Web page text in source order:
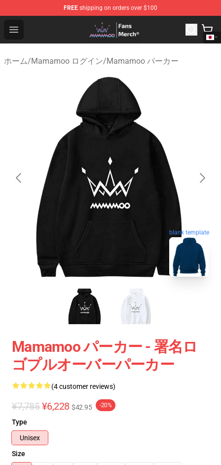
FREE shipping on orders over $100
Open menu
Mamamoo Store - Official Mamamoo Merchandise Shop
ホーム/Mamamoo ログイン/Mamamoo パーカー
blank template
Mamamoo パーカー - 署名ロ
ゴプルオーバーパーカー
(4 customer reviews)
¥7,785 ¥6,228 $42.95 -20%
Type
Unisex
Size